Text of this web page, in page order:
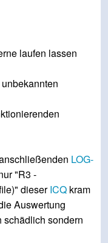
laufen lassen
LOG-
"R3 -
dieserICQ kram
Auswertung
schädlich sondern